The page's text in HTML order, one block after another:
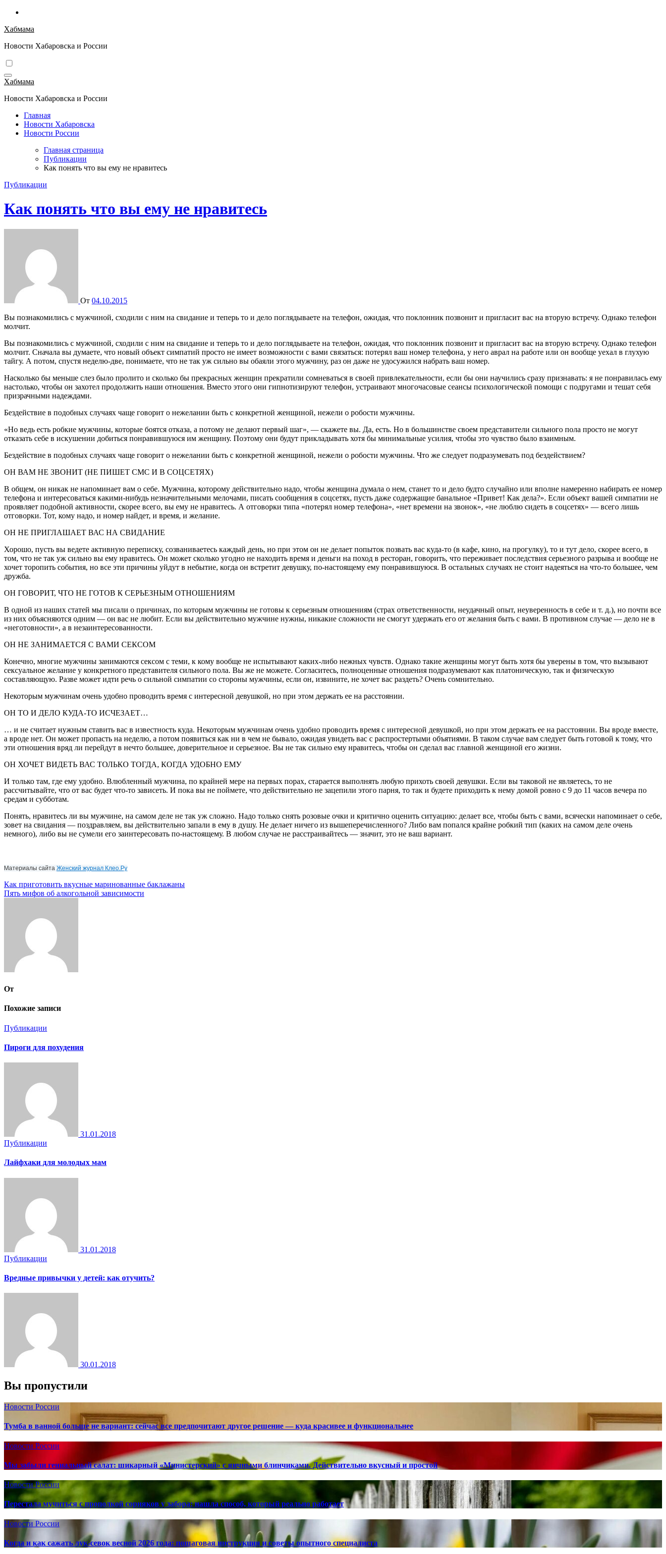
Перейти
содержимому
Хабмама
Новости Хабаровска и России
Хабмама
Новости Хабаровска и России
Главная
Новости Хабаровска
Новости России
Главная страница
Публикации
Как понять что вы ему не нравитесь
Публикации
Как понять что вы ему не нравитесь
От 04.10.2015
Вы познакомились с мужчиной, сходили с ним на свидание и теперь то и дело поглядываете на телефон, ожидая, что поклонник позвонит и пригласит вас на вторую встречу. Однако телефон
молчит.
Вы познакомились с мужчиной, сходили с ним на свидание и теперь то и дело поглядываете на телефон, ожидая, что поклонник позвонит и пригласит вас на вторую встречу. Однако телефон
молчит. Сначала вы думаете, что новый объект симпатий просто не имеет возможности с вами связаться: потерял ваш номер телефона, у него аврал на работе или он вообще уехал в глухую
тайгу. А потом, спустя неделю-две, понимаете, что не так уж сильно вы обаяли этого мужчину, раз он даже не удосужился набрать ваш номер.
Насколько бы меньше слез было пролито и сколько бы прекрасных женщин прекратили сомневаться в своей привлекательности, если бы они научились сразу признавать: я не понравилась ему
настолько, чтобы он захотел продолжить наши отношения. Вместо этого они гипнотизируют телефон, устраивают многочасовые сеансы психологической помощи с подругами и тешат себя
призрачными надеждами.
Бездействие в подобных случаях чаще говорит о нежелании быть с конкретной женщиной, нежели о робости мужчины.
«Но ведь есть робкие мужчины, которые боятся отказа, а потому не делают первый шаг», — скажете вы. Да, есть. Но в большинстве своем представители сильного пола просто не могут
отказать себе в искушении добиться понравившуюся им женщину. Поэтому они будут прикладывать хотя бы минимальные усилия, чтобы это чувство было взаимным.
Бездействие в подобных случаях чаще говорит о нежелании быть с конкретной женщиной, нежели о робости мужчины. Что же следует подразумевать под бездействием?
ОН ВАМ НЕ ЗВОНИТ (НЕ ПИШЕТ СМС И В СОЦСЕТЯХ)
В общем, он никак не напоминает вам о себе. Мужчина, которому действительно надо, чтобы женщина думала о нем, станет то и дело будто случайно или вполне намеренно набирать ее номер
телефона и интересоваться какими-нибудь незначительными мелочами, писать сообщения в соцсетях, пусть даже содержащие банальное «Привет! Как дела?». Если объект вашей симпатии не
проявляет подобной активности, скорее всего, вы ему не нравитесь. А отговорки типа «потерял номер телефона», «нет времени на звонок», «не люблю сидеть в соцсетях» — всего лишь
отговорки. Тот, кому надо, и номер найдет, и время, и желание.
ОН НЕ ПРИГЛАШАЕТ ВАС НА СВИДАНИЕ
Хорошо, пусть вы ведете активную переписку, созваниваетесь каждый день, но при этом он не делает попыток позвать вас куда-то (в кафе, кино, на прогулку), то и тут дело, скорее всего, в
том, что не так уж сильно вы ему нравитесь. Он может сколько угодно не находить время и деньги на поход в ресторан, говорить, что переживает последствия серьезного разрыва и вообще не
хочет торопить события, но все эти причины уйдут в небытие, когда он встретит девушку, по-настоящему ему понравившуюся. В остальных случаях не стоит надеяться на что-то большее, чем
дружба.
ОН ГОВОРИТ, ЧТО НЕ ГОТОВ К СЕРЬЕЗНЫМ ОТНОШЕНИЯМ
В одной из наших статей мы писали о причинах, по которым мужчины не готовы к серьезным отношениям (страх ответственности, неудачный опыт, неуверенность в себе и т. д.), но почти все
из них объясняются одним — он вас не любит. Если вы действительно мужчине нужны, никакие сложности не смогут удержать его от желания быть с вами. В противном случае — дело не в
«неготовности», а в незаинтересованности.
ОН НЕ ЗАНИМАЕТСЯ С ВАМИ СЕКСОМ
Конечно, многие мужчины занимаются сексом с теми, к кому вообще не испытывают каких-либо нежных чувств. Однако такие женщины могут быть хотя бы уверены в том, что вызывают
сексуальное желание у конкретного представителя сильного пола. Вы же не можете. Согласитесь, полноценные отношения подразумевают как платоническую, так и физическую
составляющую. Разве может идти речь о сильной симпатии со стороны мужчины, если он, извините, не хочет вас раздеть? Очень сомнительно.
Некоторым мужчинам очень удобно проводить время с интересной девушкой, но при этом держать ее на расстоянии.
ОН ТО И ДЕЛО КУДА-ТО ИСЧЕЗАЕТ…
… и не считает нужным ставить вас в известность куда. Некоторым мужчинам очень удобно проводить время с интересной девушкой, но при этом держать ее на расстоянии. Вы вроде вместе,
а вроде нет. Он может пропасть на неделю, а потом появиться как ни в чем не бывало, ожидая увидеть вас с распростертыми объятиями. В таком случае вам следует быть готовой к тому, что
эти отношения вряд ли перейдут в нечто большее, доверительное и серьезное. Вы не так сильно ему нравитесь, чтобы он сделал вас главной женщиной его жизни.
ОН ХОЧЕТ ВИДЕТЬ ВАС ТОЛЬКО ТОГДА, КОГДА УДОБНО ЕМУ
И только там, где ему удобно. Влюбленный мужчина, по крайней мере на первых порах, старается выполнять любую прихоть своей девушки. Если вы таковой не являетесь, то не
рассчитывайте, что от вас будет что-то зависеть. И пока вы не поймете, что действительно не зацепили этого парня, то так и будете приходить к нему домой ровно с 9 до 11 часов вечера по
средам и субботам.
Понять, нравитесь ли вы мужчине, на самом деле не так уж сложно. Надо только снять розовые очки и критично оценить ситуацию: делает все, чтобы быть с вами, всячески напоминает о себе,
зовет на свидания — поздравляем, вы действительно запали в ему в душу. Не делает ничего из вышеперечисленного? Либо вам попался крайне робкий тип (каких на самом деле очень
немного), либо вы не сумели его заинтересовать по-настоящему. В любом случае не расстраивайтесь — значит, это не ваш вариант.
Материалы сайта Женский журнал Клео.Ру
Навигация
по
Как приготовить вкусные маринованные баклажаны
Пять мифов об алкогольной зависимости
От
Похожие записи
Публикации
Пироги для похудения
31.01.2018
Публикации
Лайфхаки для молодых мам
31.01.2018
Публикации
Вредные привычки у детей: как отучить?
30.01.2018
Вы пропустили
Новости России
Тумба в ванной больше не вариант: сейчас все предпочитают другое решение — куда красивее и функциональнее
Новости России
Мы забыли гениальный салат: шикарный «Министерский» с яичными блинчиками. Действительно вкусный и простой
Новости России
Перестала мучиться с прополкой сорняков у забора: нашла способ, который реально работает
Новости России
Когда и как сажать лук-севок весной 2026 года: пошаговая инструкция и советы опытного специалиста